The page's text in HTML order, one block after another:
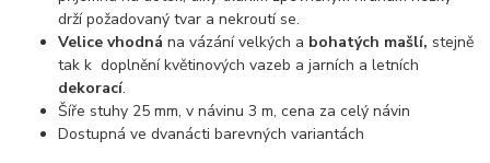
drží požadovaný tvar a nekroutí se.
Velice vhodná na vázání velkých a bohatých mašlí, stejně
tak k doplnění květinových vazeb a jarních a letních
dekorací.
Šíře stuhy 25 mm, v návinu 3 m, cena za celý návin
Dostupná ve dvanácti barevných variantách